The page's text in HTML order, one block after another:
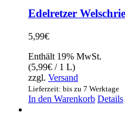
Edelretzer
5,99€
Enthält 19% MwSt.
(5,99€ / 1 L)
zzgl. Versand
Lieferzeit: bis zu 7 Werktage
In den Warenkorb Details